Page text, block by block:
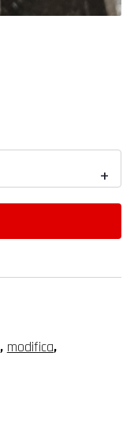
+
, modifica,